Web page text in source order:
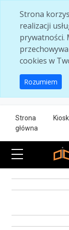
Strona
realizacji
prywatności.
cookies w
Rozumiem
Strona
główna
Kiosk